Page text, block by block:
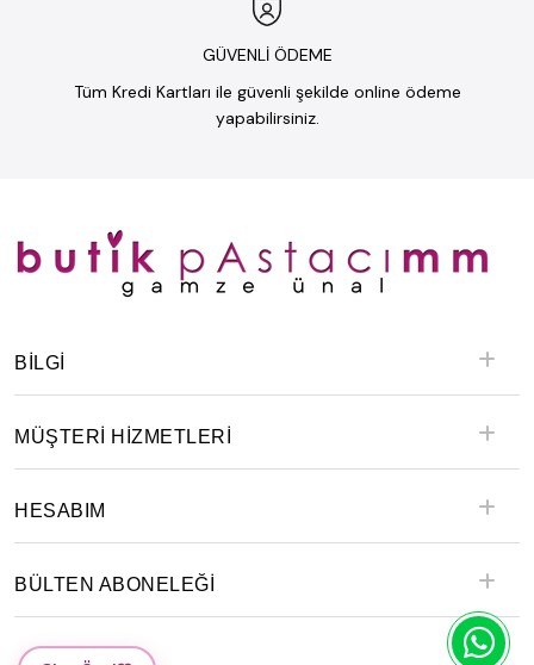
GÜVENLİ ÖDEME
Tüm Kredi Kartları ile güvenli şekilde online ödeme
yapabilirsiniz.
BILGI
MÜŞTERİ HİZMETLERİ
HESABIM
BÜLTEN ABONELEĞİ